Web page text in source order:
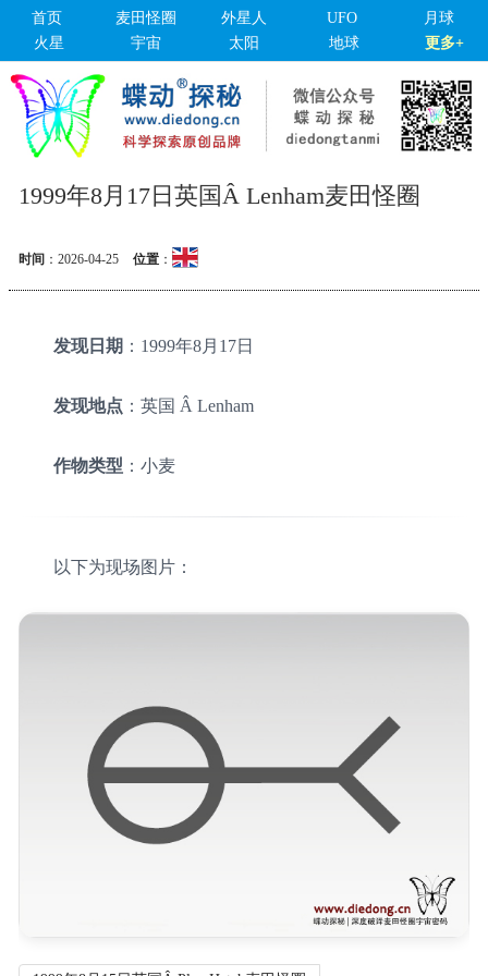
首页 麦田怪圈 外星人 UFO
月球
火星
宇宙 太阳 地球 更多+
1999年8月17日英国Â Lenham麦田怪圈
时间： 2026-04-25 位置：
发现日期 ：1999年8月17日
发现地点 ：英国 Â Lenham
作物类型 ：小麦
以下为现场图片：